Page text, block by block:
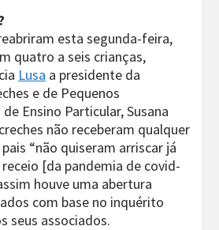
esta segunda-feira,
quatro a seis crianças,
Lusa a presidente da
e de Pequenos
Ensino Particular, Susana
não receberam qualquer
“não quiseram arriscar já
[da pandemia de covid-
houve uma abertura
com base no inquérito
seus associados.